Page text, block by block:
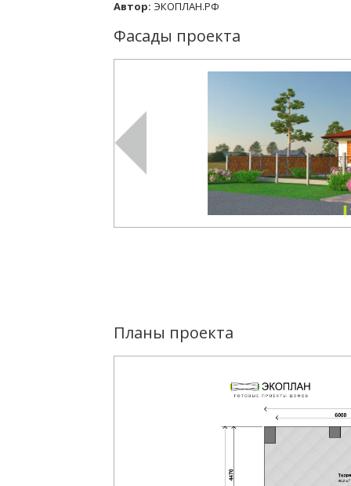
Автор: ЭКОПЛАН.РФ
Фасады проекта
Планы проекта